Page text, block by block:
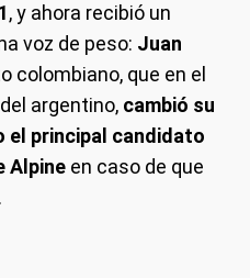
, y ahora recibió un
voz de peso: Juan
colombiano, que en el
argentino, cambió su
el principal candidato
Alpine en caso de que